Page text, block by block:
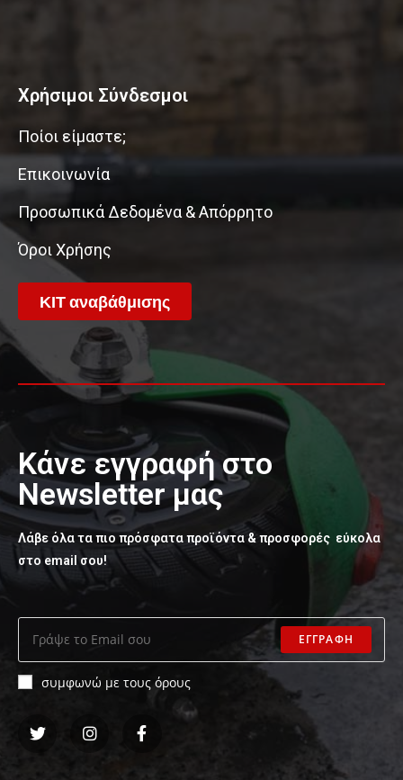
Χρήσιμοι Σύνδεσμοι
Ποίοι είμαστε;
Επικοινωνία
Προσωπικά Δεδομένα & Απόρρητο
Όροι Χρήσης
ΚΙΤ αναβάθμισης
Κάνε εγγραφή στο
Newsletter μας
Λάβε όλα τα πιο πρόσφατα προϊόντα & προσφορές εύκολα
στο email σου!
ΕΓΓΡΑΦΗ
συμφωνώ με τους όρους